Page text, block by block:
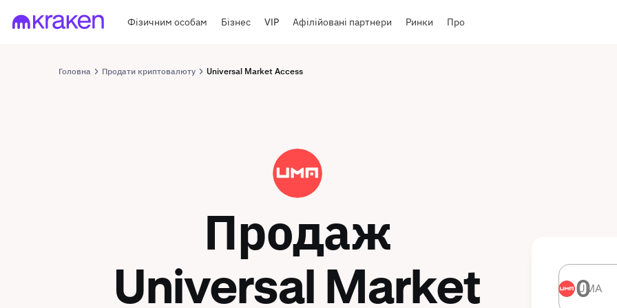
Фізичним особам Бізнес VIP Афілійовані партнери Ринки Про
Головна Продати криптовалюту Universal Market Access
UMA
Продаж
Universal Market
UMA UMA